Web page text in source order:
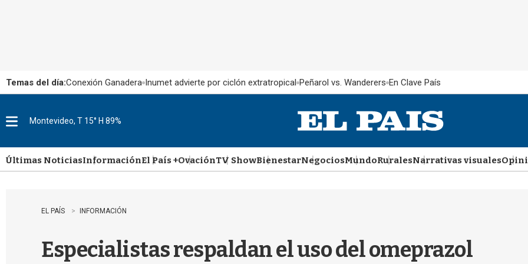
Temas del día:Conexión Ganadera Inumet advierte por ciclón extratropical Peñarol vs. Wanderers En Clave País
u
Montevideo, T 15° H 89%
Últimas NoticiasInformaciónEl País +OvaciónTV ShowBienestarNegociosMundoRuralesNarrativas visuales
EL PAÍS INFORMACIÓN
Especialistas respaldan el uso del omeprazol